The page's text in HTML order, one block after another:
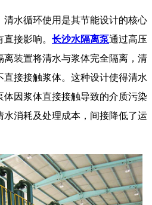
清水循环使用是其节能设计的核心
接影响。 长沙水隔离泵通过高压
装置将清水与浆体完全隔离，清
接接触浆体。这种设计使得清水
因浆体直接接触导致的介质污染
消耗及处理成本，间接降低了运